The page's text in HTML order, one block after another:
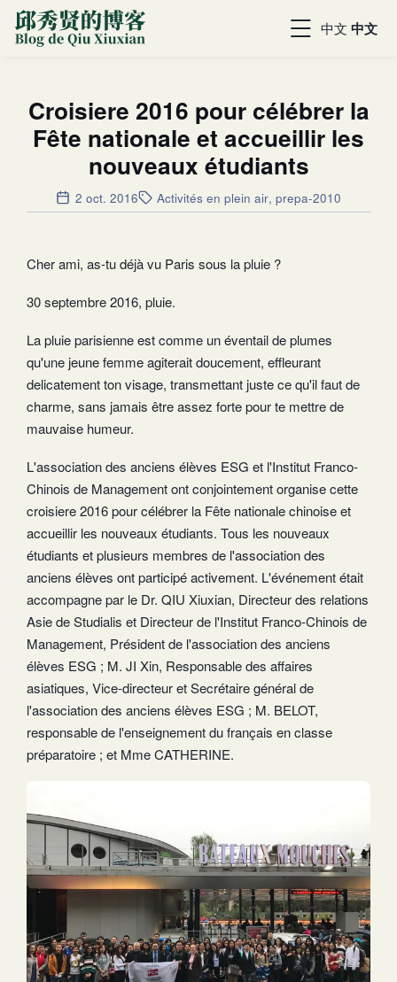
中文 中文
Croisiere 2016 pour célébrer la
Fête nationale et accueillir les
nouveaux étudiants
2 oct. 2016 Activités en plein air, prepa-2010
Cher ami, as-tu déjà vu Paris sous la pluie ?
30 septembre 2016, pluie.
La pluie parisienne est comme un éventail de plumes
qu'une jeune femme agiterait doucement, effleurant
delicatement ton visage, transmettant juste ce qu'il faut de
charme, sans jamais être assez forte pour te mettre de
mauvaise humeur.
L'association des anciens élèves ESG et l'Institut Franco-
Chinois de Management ont conjointement organise cette
croisiere 2016 pour célébrer la Fête nationale chinoise et
accueillir les nouveaux étudiants. Tous les nouveaux
étudiants et plusieurs membres de l'association des
anciens élèves ont participé activement. L'événement était
accompagne par le Dr. QIU Xiuxian, Directeur des relations
Asie de Studialis et Directeur de l'Institut Franco-Chinois de
Management, Président de l'association des anciens
élèves ESG ; M. JI Xin, Responsable des affaires
asiatiques, Vice-directeur et Secrétaire général de
l'association des anciens élèves ESG ; M. BELOT,
responsable de l'enseignement du français en classe
préparatoire ; et Mme CATHERINE.